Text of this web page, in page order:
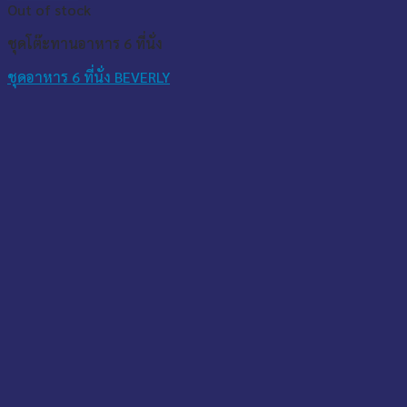
Out of stock
ชุดโต๊ะทานอาหาร 6 ที่นั่ง
ชุดอาหาร 6 ที่นั่ง BEVERLY